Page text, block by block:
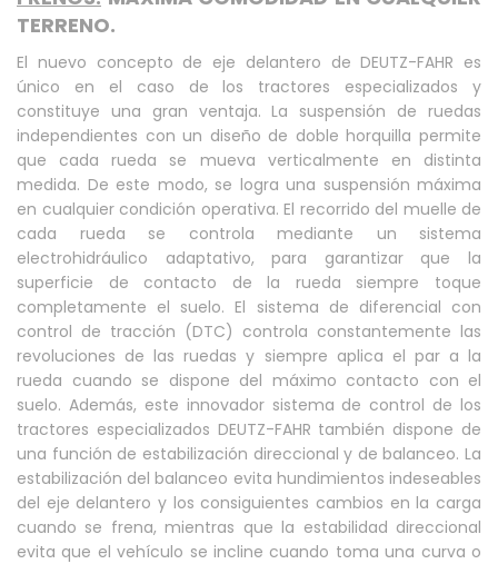
TERRENO.
El nuevo concepto de eje delantero de DEUTZ-FAHR es
único en el caso de los tractores especializados y
constituye una gran ventaja. La suspensión de ruedas
independientes con un diseño de doble horquilla permite
que cada rueda se mueva verticalmente en distinta
medida. De este modo, se logra una suspensión máxima
en cualquier condición operativa. El recorrido del muelle de
cada rueda se controla mediante un sistema
electrohidráulico adaptativo, para garantizar que la
superficie de contacto de la rueda siempre toque
completamente el suelo. El sistema de diferencial con
control de tracción (DTC) controla constantemente las
revoluciones de las ruedas y siempre aplica el par a la
rueda cuando se dispone del máximo contacto con el
suelo. Además, este innovador sistema de control de los
tractores especializados DEUTZ-FAHR también dispone de
una función de estabilización direccional y de balanceo. La
estabilización del balanceo evita hundimientos indeseables
del eje delantero y los consiguientes cambios en la carga
cuando se frena, mientras que la estabilidad direccional
evita que el vehículo se incline cuando toma una curva o